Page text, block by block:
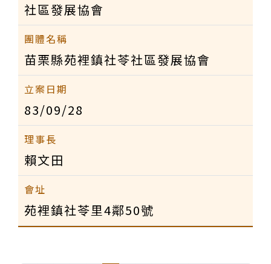
社區發展協會
苗栗縣苑裡鎮社苓社區發展協會
83/09/28
賴文田
苑裡鎮社苓里4鄰50號